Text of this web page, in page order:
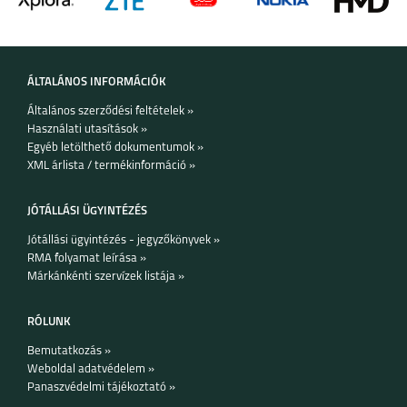
IPHONE 12 MINI IPHONE 12 PRO
IPHONE 11 IPHONE 11 PRO
ÁLTALÁNOS INFORMÁCIÓK
Általános szerződési feltételek »
Használati utasítások »
Egyéb letölthető dokumentumok »
XML árlista / termékinformáció »
JÓTÁLLÁSI ÜGYINTÉZÉS
Jótállási ügyintézés - jegyzőkönyvek »
RMA folyamat leírása »
Márkánkénti szervízek listája »
RÓLUNK
Bemutatkozás »
Weboldal adatvédelem »
Panaszvédelmi tájékoztató »